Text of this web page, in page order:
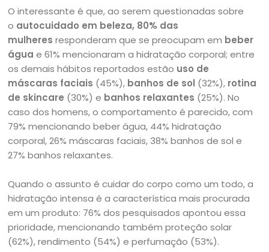
O interessante é que, ao serem questionadas sobre
o autocuidado em beleza, 80% das
mulheres responderam que se preocupam em beber
água e 61% mencionaram a hidratação corporal; entre
os demais hábitos reportados estão uso de
máscaras faciais (45%), banhos de sol (32%), rotina
de skincare (30%) e banhos relaxantes (25%). No
caso dos homens, o comportamento é parecido, com
79% mencionando beber água, 44% hidratação
corporal, 26% máscaras faciais, 38% banhos de sol e
27% banhos relaxantes.
Quando o assunto é cuidar do corpo como um todo, a
hidratação intensa é a característica mais procurada
em um produto: 76% dos pesquisados apontou essa
prioridade, mencionando também proteção solar
(62%), rendimento (54%) e perfumação (53%).